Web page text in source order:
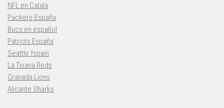
NFL en Català
Packers-España
Bucs en español
Patriots España
Seattle fspain
La Tisana Reds
Granada Lions
Alicante Sharks